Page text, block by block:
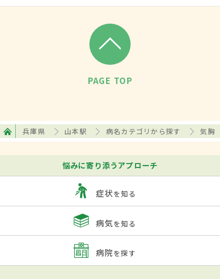
PAGE TOP
兵庫県 山本駅 病名カテゴリから探す 気胸
悩みに寄り添うアプローチ
症状を知る
病気を知る
病院を探す